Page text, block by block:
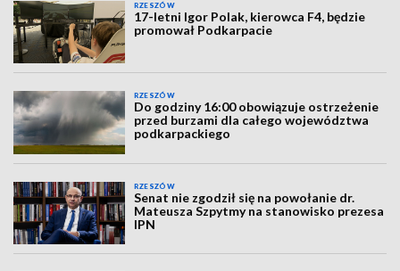
RZESZÓW
17-letni Igor Polak, kierowca F4, będzie
promował Podkarpacie
RZESZÓW
Do godziny 16:00 obowiązuje ostrzeżenie
przed burzami dla całego województwa
podkarpackiego
RZESZÓW
Senat nie zgodził się na powołanie dr.
Mateusza Szpytmy na stanowisko prezesa
IPN